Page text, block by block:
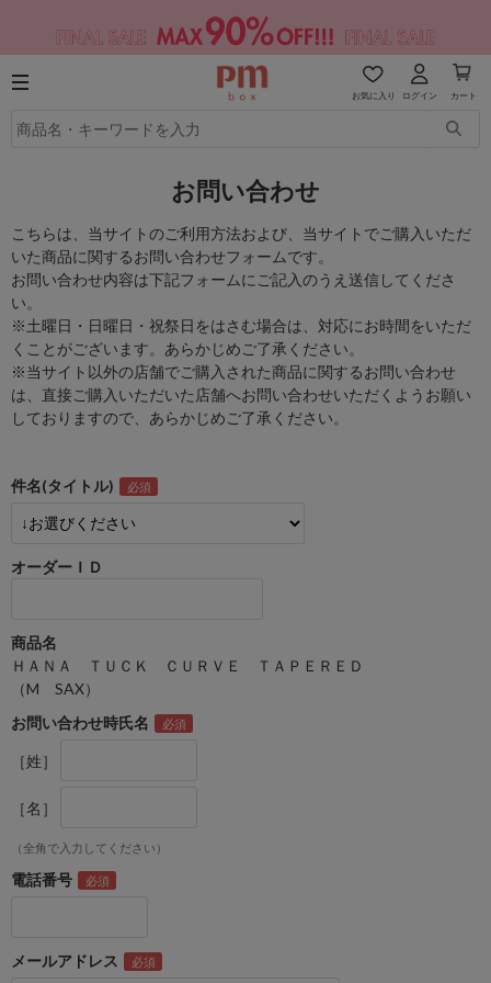
お気に入り ログイン カート
お問い合わせ
こちらは、当サイトのご利用方法および、当サイトでご購入いただ
いた商品に関するお問い合わせフォームです。
お問い合わせ内容は下記フォームにご記入のうえ送信してくださ
い。
※土曜日・日曜日・祝祭日をはさむ場合は、対応にお時間をいただ
くことがございます。あらかじめご了承ください。
※当サイト以外の店舗でご購入された商品に関するお問い合わせ
は、直接ご購入いただいた店舗へお問い合わせいただくようお願い
しておりますので、あらかじめご了承ください。
件名(タイトル)
オーダーＩＤ
商品名
ＨＡＮＡ ＴＵＣＫ ＣＵＲＶＥ ＴＡＰＥＲＥＤ
（M SAX）
お問い合わせ時氏名
［姓］
［名］
（全角で入力してください）
電話番号
メールアドレス